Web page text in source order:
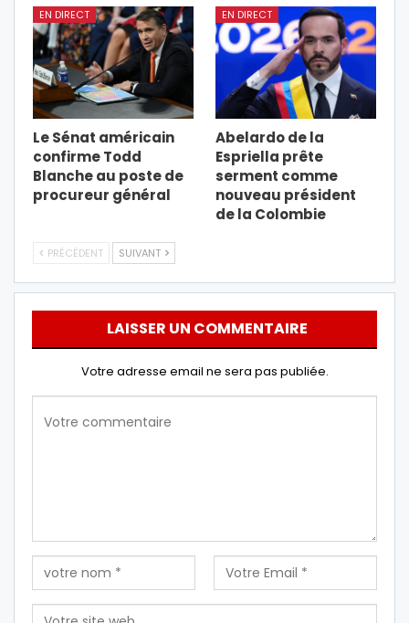
EN DIRECT
Le Sénat américain
confirme Todd
Blanche au poste de
procureur général
EN DIRECT
Abelardo de la
Espriella prête
serment comme
nouveau président
de la Colombie
PRÉCÉDENT SUIVANT
LAISSER UN COMMENTAIRE
Votre adresse email ne sera pas publiée.